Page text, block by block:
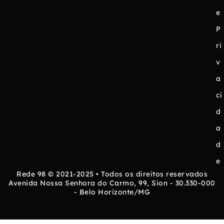
e
P
ri
v
a
ci
d
a
d
e
Rede 98 © 2021-2025 • Todos os direitos reservados
Avenida Nossa Senhora do Carmo, 99, Sion - 30.330-000
- Belo Horizonte/MG